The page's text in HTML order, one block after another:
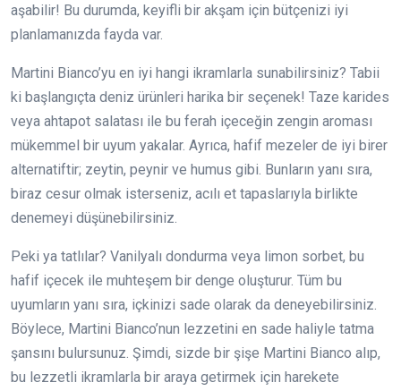
aşabilir! Bu durumda, keyifli bir akşam için bütçenizi iyi
planlamanızda fayda var.
Martini Bianco’yu en iyi hangi ikramlarla sunabilirsiniz? Tabii
ki başlangıçta deniz ürünleri harika bir seçenek! Taze karides
veya ahtapot salatası ile bu ferah içeceğin zengin aroması
mükemmel bir uyum yakalar. Ayrıca, hafif mezeler de iyi birer
alternatiftir; zeytin, peynir ve humus gibi. Bunların yanı sıra,
biraz cesur olmak isterseniz, acılı et tapaslarıyla birlikte
denemeyi düşünebilirsiniz.
Peki ya tatlılar? Vanilyalı dondurma veya limon sorbet, bu
hafif içecek ile muhteşem bir denge oluşturur. Tüm bu
uyumların yanı sıra, içkinizi sade olarak da deneyebilirsiniz.
Böylece, Martini Bianco’nun lezzetini en sade haliyle tatma
şansını bulursunuz. Şimdi, sizde bir şişe Martini Bianco alıp,
bu lezzetli ikramlarla bir araya getirmek için harekete